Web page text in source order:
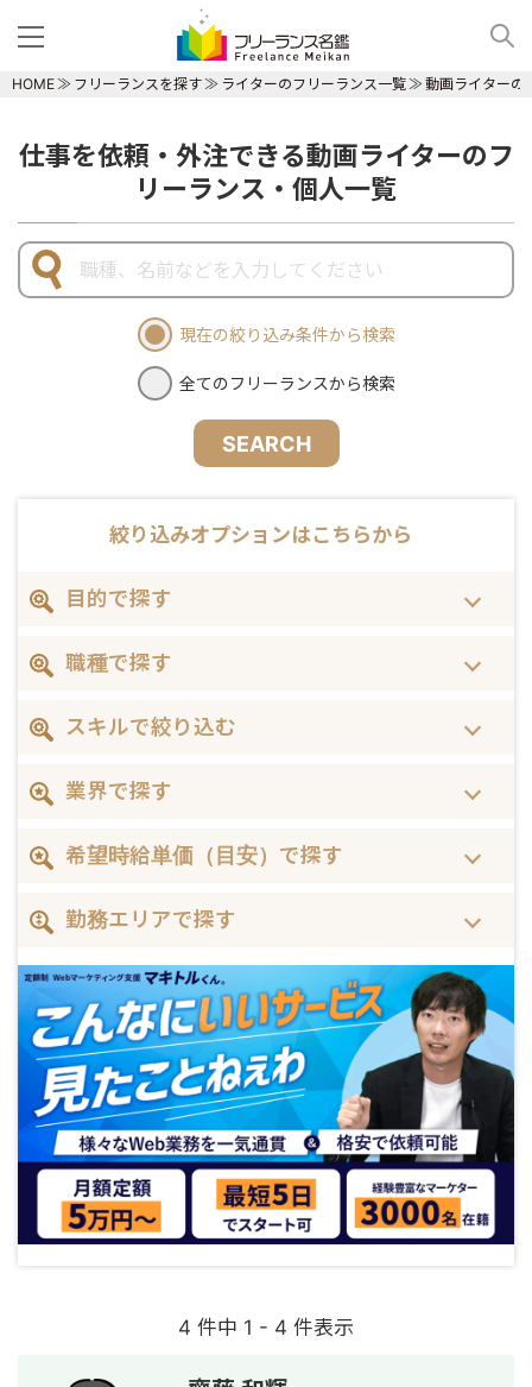
HOME フリーランスを探す ライターのフリーランス一覧 動画ライターの
仕事を依頼・外注できる動画ライターのフ
リーランス・個人一覧
現在の絞り込み条件から検索
全てのフリーランスから検索
SEARCH
絞り込みオプションはこちらから
目的で探す
職種で探す
スキルで絞り込む
業界で探す
希望時給単価（目安）で探す
勤務エリアで探す
4 件中 1 - 4 件表示